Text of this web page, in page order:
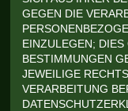
GEGEN DIE
EINZULEGEN;
BESTIMMUNGEN
JEWEILIGE
VERARBEITUNG